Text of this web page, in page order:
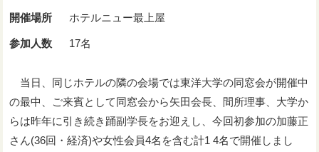
開催場所 ホテルニュー最上屋
参加人数 17名
当日、同じホテルの隣の会場では東洋大学の同窓会が開催中
の最中、ご来賓として同窓会から矢田会長、間所理事、大学か
らは昨年に引き続き踊副学長をお迎えし、今回初参加の加藤正
さん(36回・経済)や女性会員4名を含む計1 4名で開催しまし